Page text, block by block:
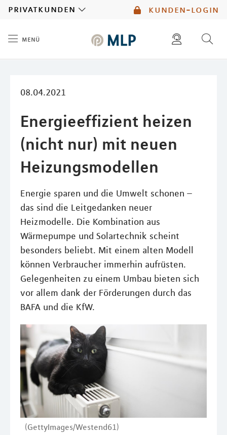
kunden-login
privatkunden
menü
08.04.2021
Energieeffizient heizen
(nicht nur) mit neuen
Heizungsmodellen
Energie sparen und die Umwelt schonen –
das sind die Leitgedanken neuer
Heizmodelle. Die Kombination aus
Wärmepumpe und Solartechnik scheint
besonders beliebt. Mit einem alten Modell
können Verbraucher immerhin aufrüsten.
Gelegenheiten zu einem Umbau bieten sich
vor allem dank der Förderungen durch das
BAFA und die KfW.
(GettyImages/Westend61)